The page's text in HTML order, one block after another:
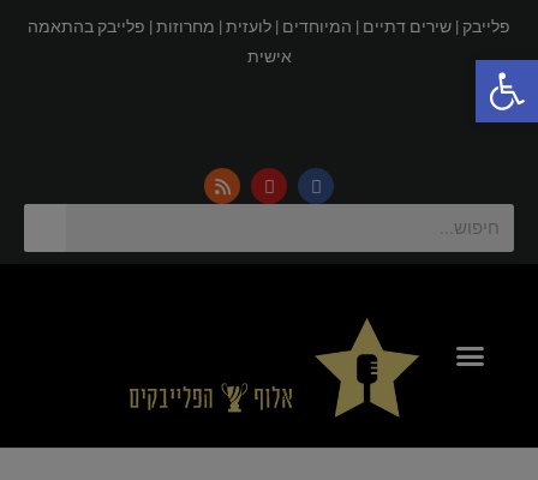
פתח סרגל נגישות
פלייבק | שירים דתיים | המיוחדים | לועזית | מחרוזות | פלייבק בהתאמה
אישית